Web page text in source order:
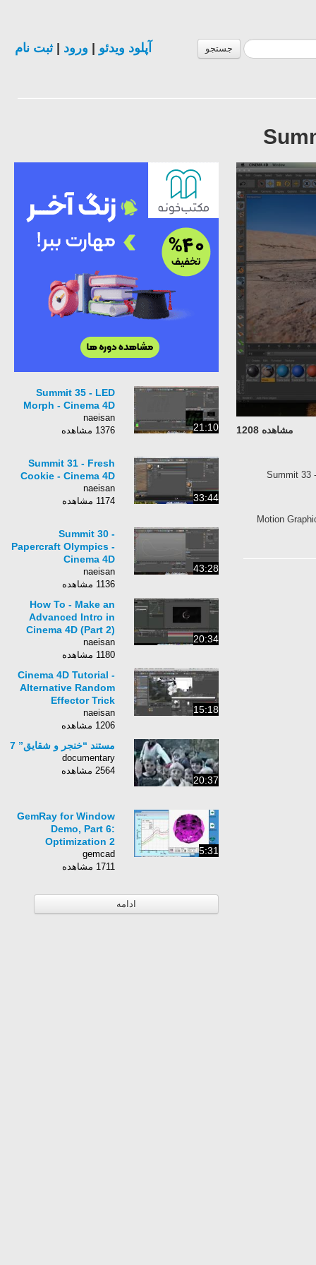
جستجو آپلود ویدئو ورود |ثبت نام
مشاهده 1208
Summit 33
Motion
21:10
Summit 35 - LED
Morph - Cinema 4D
naeisan
1376 مشاهده
33:44
Summit 31 - Fresh
Cookie - Cinema 4D
naeisan
1174 مشاهده
43:28
Summit 30 -
Papercraft Olympics -
Cinema 4D
naeisan
1136 مشاهده
20:34
How To - Make an
Advanced Intro in
Cinema 4D (Part 2)
naeisan
1180 مشاهده
15:18
Cinema 4D Tutorial -
Alternative Random
Effector Trick
naeisan
1206 مشاهده
20:37
مستند “خنجر و شقایق” 7
documentary
2564 مشاهده
5:31
GemRay for Window
Demo, Part 6:
Optimization 2
gemcad
1711 مشاهده
ادامه